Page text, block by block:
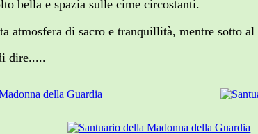
bella e spazia sulle cime circostanti.
atmosfera di sacro e tranquillità, mentre sotto
dire.....